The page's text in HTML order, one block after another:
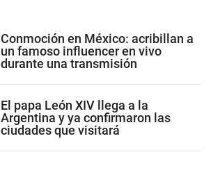
Conmoción en México: acribillan a
un famoso influencer en vivo
durante una transmisión
El papa León XIV llega a la
Argentina y ya confirmaron las
ciudades que visitará